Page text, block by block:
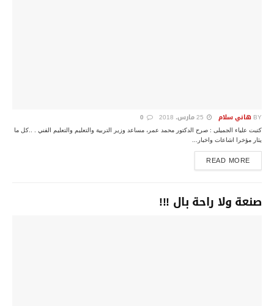
BY هاني سلام
كتبت علياء الجميلى : صرح الدكتور محمد عمر، مساعد وزير التربية والتعليم والتعليم الفني . ..كل ما
يثار مؤخرا اشاعات واخبار...
READ MORE
DETAILS
صنعة ولا راحة بال !!!